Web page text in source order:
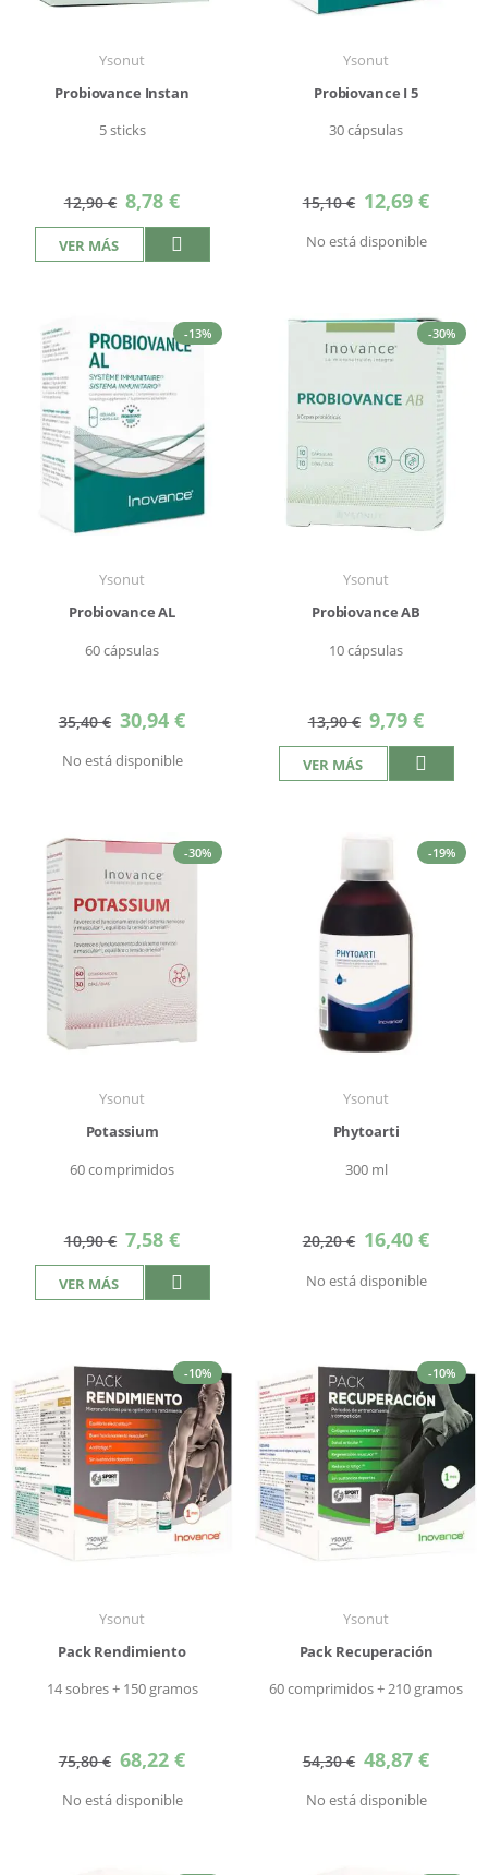
Ysonut
Probiovance Instan
5 sticks
12,90 € Precio
especial
8,78 €
VER MÁS
Ysonut
Probiovance I 5
30 cápsulas
15,10 € Precio
especial
12,69 €
No está disponible
-13%
Ysonut
Probiovance AL
60 cápsulas
35,40 € Precio
especial
30,94 €
No está disponible
-30%
Ysonut
Probiovance AB
10 cápsulas
13,90 € Precio
especial
9,79 €
VER MÁS
-30%
Ysonut
Potassium
60 comprimidos
10,90 € Precio
especial
7,58 €
VER MÁS
-19%
Ysonut
Phytoarti
300 ml
20,20 € Precio
especial
16,40 €
No está disponible
-10%
Ysonut
Pack Rendimiento
14 sobres + 150 gramos
75,80 € Precio
especial
68,22 €
No está disponible
-10%
Ysonut
Pack Recuperación
60 comprimidos + 210 gramos
54,30 € Precio
especial
48,87 €
No está disponible